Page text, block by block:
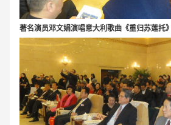
著名演员邓文娟演唱意大利歌曲《重归苏莲托》